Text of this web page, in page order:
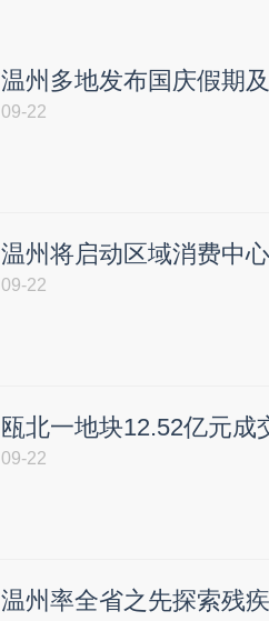
温州多地发布国庆假期
09-22
温州将启动区域消费中
09-22
瓯北一地块12.52亿元
09-22
温州率全省之先探索残